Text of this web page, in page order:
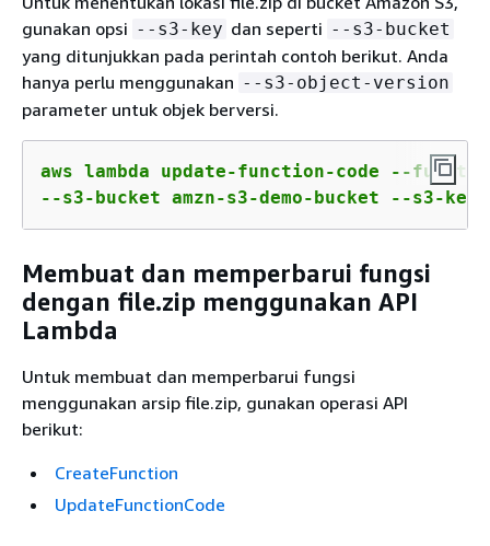
gunakan opsi --s3-key dan seperti --s3-bucket
yang ditunjukkan pada perintah contoh berikut. Anda
hanya perlu menggunakan --s3-object-version
parameter untuk objek berversi.
aws lambda update-function-code --
--s3-bucket amzn-s3-demo-bucket --s3-
Membuat dan memperbarui fungsi
dengan file.zip menggunakan API
Lambda
Untuk membuat dan memperbarui fungsi
menggunakan arsip file.zip, gunakan operasi API
berikut:
CreateFunction
UpdateFunctionCode